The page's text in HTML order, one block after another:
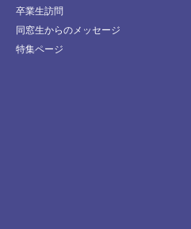
卒業生訪問
同窓生からのメッセージ
特集ページ